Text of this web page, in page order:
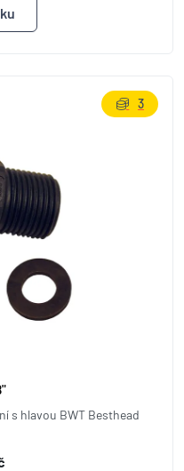
s hlavou BWT Besthead
3